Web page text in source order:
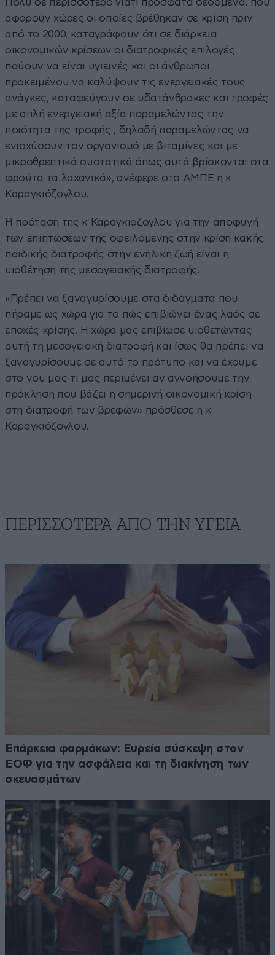
Πολύ δε περισσότερο γιατί πρόσφατα δεδομένα, που
αφορούν χώρες οι οποίες βρέθηκαν σε κρίση πριν
από το 2000, καταγράφουν ότι σε διάρκεια
οικονομικών κρίσεων οι διατροφικές επιλογές
παύουν να είναι υγιεινές και οι άνθρωποι
προκειμένου να καλύψουν τις ενεργειακές τους
ανάγκες, καταφεύγουν σε υδατάνθρακες και τροφές
με απλή ενεργειακή αξία παραμελώντας την
ποιότητα της τροφής , δηλαδή παραμελώντας να
ενισχύσουν τον οργανισμό με βιταμίνες και με
μικροθρεπτικά συστατικά όπως αυτά βρίσκονται στα
φρούτα τα λαχανικά», ανέφερε στο ΑΜΠΕ η κ
Καραγκιόζογλου.
Η πρόταση της κ Καραγκιόζογλου για την αποφυγή
των επιπτώσεων της οφειλόμενης στην κρίση κακής
παιδικής διατροφής στην ενήλικη ζωή είναι η
υιοθέτηση της μεσογειακής διατροφής.
«Πρέπει να ξαναγυρίσουμε στα διδάγματα που
πήραμε ως χώρα για το πώς επιβιώνει ένας λαός σε
εποχές κρίσης. Η χώρα μας επιβίωσε υιοθετώντας
αυτή τη μεσογειακή διατροφή και ίσως θα πρέπει να
ξαναγυρίσουμε σε αυτό το πρότυπο και να έχουμε
στο νου μας τι μας περιμένει αν αγνοήσουμε την
πρόκληση που βάζει η σημερινή οικονομική κρίση
στη διατροφή των βρεφών» πρόσθεσε η κ
Καραγκιόζογλου.
ΠΕΡΙΣΣΟΤΕΡΑ ΑΠΟ ΤΗΝ ΥΓΕΙΑ
Επάρκεια φαρμάκων: Ευρεία σύσκεψη στον
ΕΟΦ για την ασφάλεια και τη διακίνηση των
σκευασμάτων